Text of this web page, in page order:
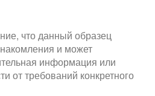
что данный образец
и может
информация или
от требований конкретного